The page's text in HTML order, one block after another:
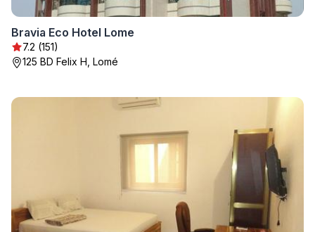
Bravia Eco Hotel Lome
7.2 (151)
125 BD Felix H, Lomé